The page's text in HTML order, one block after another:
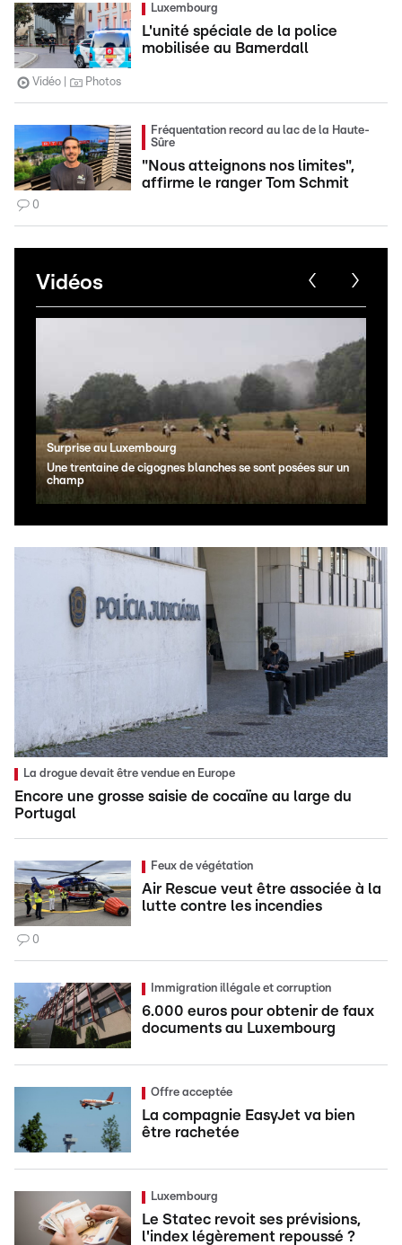
Luxembourg
L'unité spéciale de la police
mobilisée au Bamerdall
Vidéo Photos
Fréquentation record au lac de la Haute-
Sûre
"Nous atteignons nos limites",
affirme le ranger Tom Schmit
0
Vidéos
Surprise au Luxembourg
Une trentaine de cigognes blanches se sont posées sur un
champ
La drogue devait être vendue en Europe
Encore une grosse saisie de cocaïne au large du
Portugal
Feux de végétation
Air Rescue veut être associée à la
lutte contre les incendies
0
Immigration illégale et corruption
6.000 euros pour obtenir de faux
documents au Luxembourg
Offre acceptée
La compagnie EasyJet va bien
être rachetée
Luxembourg
Le Statec revoit ses prévisions,
l'index légèrement repoussé ?